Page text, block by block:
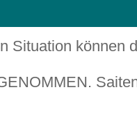
Situation können